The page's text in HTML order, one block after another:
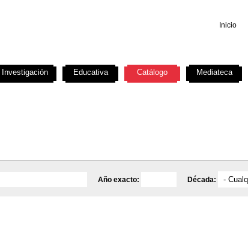
Inicio
Año exacto: Década:
Investigación Educativa Catálogo Mediateca